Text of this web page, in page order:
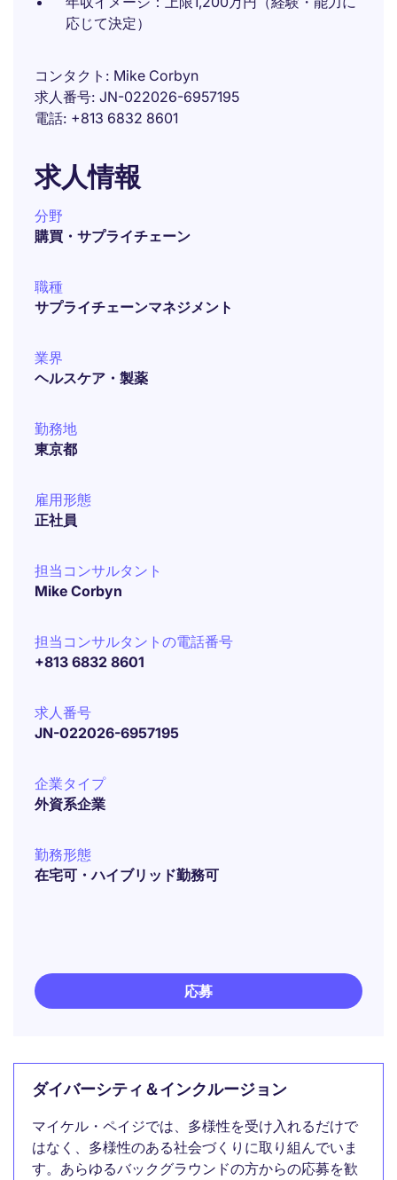
応じて決定）
コンタクト
Mike Corbyn
求人番号 JN-022026-6957195
電話 +813 6832 8601
求人情報
分野
購買・サプライチェーン
職種
サプライチェーンマネジメント
業界
ヘルスケア・製薬
勤務地
東京都
雇用形態
正社員
担当コンサルタント
Mike Corbyn
担当コンサルタントの電話番号
+813 6832 8601
求人番号
JN-022026-6957195
企業タイプ
外資系企業
勤務形態
在宅可・ハイブリッド勤務可
応募
ダイバーシティ＆インクルージョン
マイケル・ペイジでは、多様性を受け入れるだけで
はなく、多様性のある社会づくりに取り組んでいま
す。あらゆるバックグラウンドの方からの応募を歓